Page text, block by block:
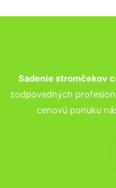
Sadenie stromčekov
zodpovedných
cenovú ponuku